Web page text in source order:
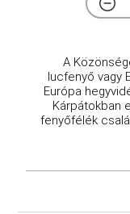
A
lucfenyő vagy
Európa
Kárpátokban
fenyőfélék